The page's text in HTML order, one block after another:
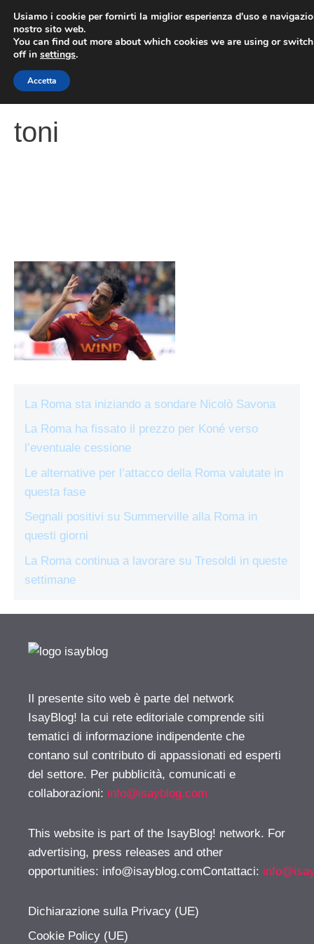
contenuto
toni
La Roma sta iniziando a sondare Nicolò Savona
La Roma ha fissato il prezzo per Koné verso
l’eventuale cessione
Le alternative per l’attacco della Roma valutate in
questa fase
Segnali positivi su Summerville alla Roma in
questi giorni
La Roma continua a lavorare su Tresoldi in queste
settimane
Il presente sito web è parte del network
IsayBlog! la cui rete editoriale comprende siti
tematici di informazione indipendente che
contano sul contributo di appassionati ed esperti
del settore. Per pubblicità, comunicati e
collaborazioni: info@isayblog.com
This website is part of the IsayBlog! network. For
advertising, press releases and other
opportunities: info@isayblog.comContattaci:
Dichiarazione sulla Privacy (UE)
Cookie Policy (UE)
Usiamo i cookie per fornirti la miglior esperienza d'uso e
nostro sito web.
You can find out more about which cookies we are using or
off in settings.
Accetta